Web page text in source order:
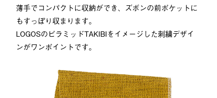
薄手でコンパクトに収納ができ、ズボンの前ポケットに
もすっぽり収まります。
LOGOSのピラミッドTAKIBIをイメージした刺繍デザイ
ンがワンポイントです。